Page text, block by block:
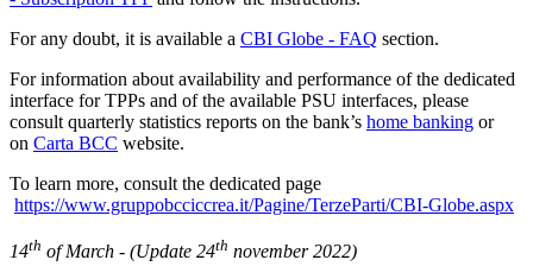
For any doubt, it is available a CBI Globe - FAQ section.
For information about availability and performance of the dedicated
interface for TPPs and of the available PSU interfaces, please
consult quarterly statistics reports on the bank’s home banking or
on Carta BCC website.
To learn more, consult the dedicated page
https://www.gruppobcciccrea.it/Pagine/TerzeParti/CBI-Globe.aspx
14th of March - (Update 24th november 2022)